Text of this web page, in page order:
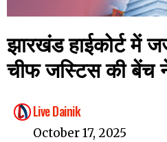
झारखंड हाईकोर्ट में
चीफ जस्टिस की बेंच
Live Dainik
October 17, 2025